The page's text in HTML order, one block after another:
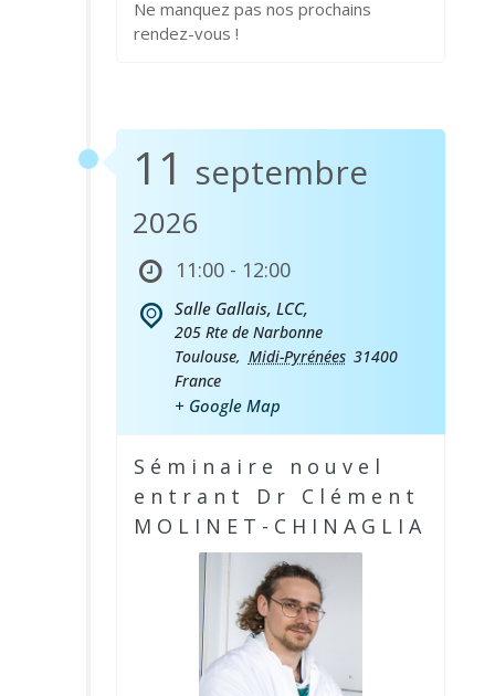
Ne manquez pas nos prochains
rendez-vous !
11 septembre
2026
11:00 - 12:00
Salle Gallais, LCC,
205 Rte de Narbonne
Toulouse, Midi-Pyrénées 31400
France
+ Google Map
Séminaire nouvel
entrant Dr Clément
MOLINET-CHINAGLIA